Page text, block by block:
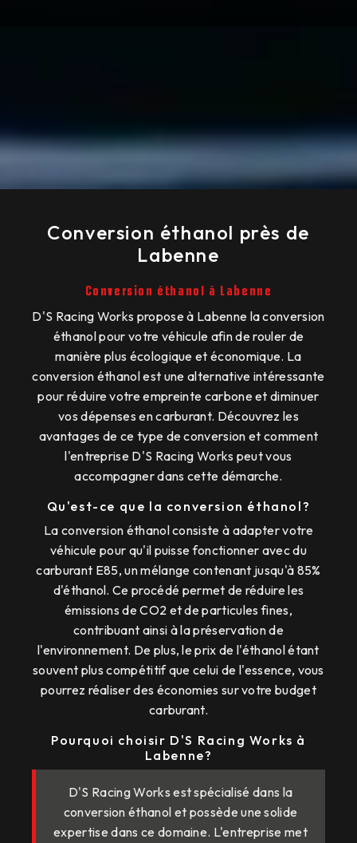
Conversion éthanol près de
Labenne
Conversion éthanol à Labenne
D'S Racing Works propose à Labenne la conversion
éthanol pour votre véhicule afin de rouler de
manière plus écologique et économique. La
conversion éthanol est une alternative intéressante
pour réduire votre empreinte carbone et diminuer
vos dépenses en carburant. Découvrez les
avantages de ce type de conversion et comment
l'entreprise D'S Racing Works peut vous
accompagner dans cette démarche.
Qu'est-ce que la conversion éthanol?
La conversion éthanol consiste à adapter votre
véhicule pour qu'il puisse fonctionner avec du
carburant E85, un mélange contenant jusqu'à 85%
d'éthanol. Ce procédé permet de réduire les
émissions de CO2 et de particules fines,
contribuant ainsi à la préservation de
l'environnement. De plus, le prix de l'éthanol étant
souvent plus compétitif que celui de l'essence, vous
pourrez réaliser des économies sur votre budget
carburant.
Pourquoi choisir D'S Racing Works à
Labenne?
D'S Racing Works est spécialisé dans la
conversion éthanol et possède une solide
expertise dans ce domaine. L'entreprise met